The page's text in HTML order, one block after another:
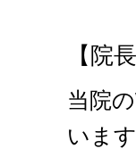
【院
当院
います